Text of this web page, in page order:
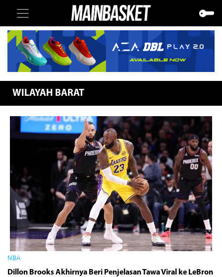
WILAYAH BARAT
NBA
Dillon Brooks Akhirnya Beri Penjelasan Tawa Viral ke LeBron